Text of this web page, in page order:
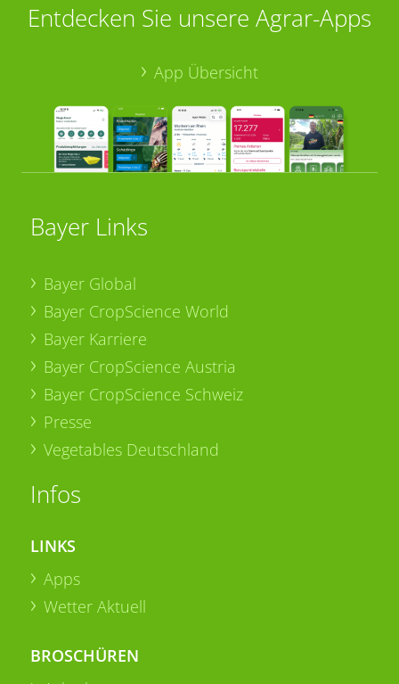
Entdecken Sie unsere Agrar-Apps
App Übersicht
Bayer Links
Bayer Global
Bayer CropScience World
Bayer Karriere
Bayer CropScience Austria
Bayer CropScience Schweiz
Presse
Vegetables Deutschland
Infos
LINKS
Apps
Wetter Aktuell
BROSCHÜREN